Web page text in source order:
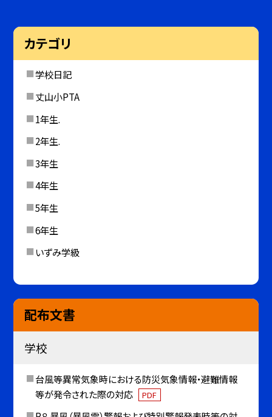
カテゴリ
学校日記
丈山小PTA
1年生.
2年生.
3年生
4年生
5年生
6年生
いずみ学級
配布文書
学校
台風等異常気象時における防災気象情報・避難情報
等が発令された際の対応
PDF